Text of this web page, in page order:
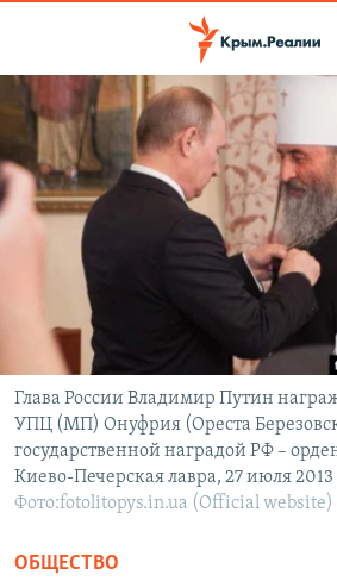
Вернуться
основному
содержанию
Вернутся
навигации
Вернутся
поиску
НОВОСТИ
СПЕЦПРОЕКТЫ
ГРУЗ 200
КАРТА ВОЕННЫХ ОБЪЕКТОВ КРЫМА
11 ЛЕТ ОККУПАЦИИ КРЫМА. 11 ИСТОРИЙ
ВОДА
ИСТОРИЯ
ИНТЕРАКТИВ
ТЕЛЕПРОЕКТ КРЫМ.РЕАЛИИ
СОВЕТЫ ПРАВОЗАЩИТНИКОВ
ПРОПАВШИЕ БЕЗ ВЕСТИ
ПОБЕДИТЕЛЕЙ НЕ СУДЯТ?
РАДІО СВОБОДА
Українською
Qırımtatar
ПРИСОЕДИНЯЙТЕСЬ!
Глава России Владимир Путин
УПЦ (МП) Онуфрия (Ореста
государственной наградой РФ –
Киево-Печерская лавра, 27 июля 2013
Фото:fotolitopys.in.ua (Official website)
ОБЩЕСТВО